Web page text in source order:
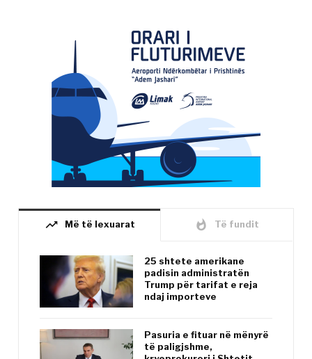
trending_up Më të lexuarat whatshot Të fundit
25 shtete amerikane
padisin administratën
Trump për tarifat e reja
ndaj importeve
Pasuria e fituar në mënyrë
të paligjshme,